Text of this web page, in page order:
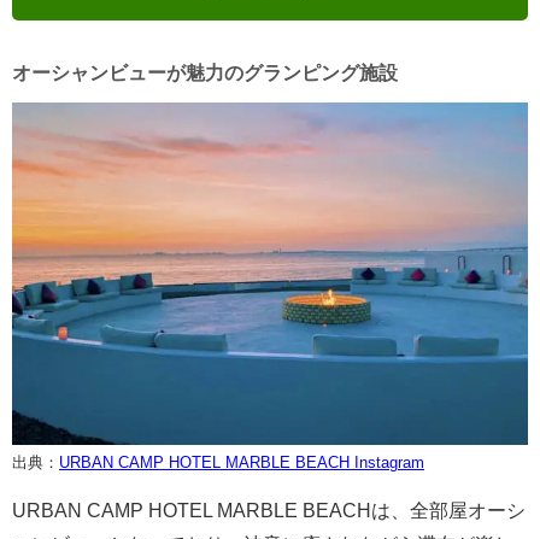
オーシャンビューが魅力のグランピング施設
出典： URBAN CAMP HOTEL MARBLE BEACH Instagram
URBAN CAMP HOTEL MARBLE BEACHは、全部屋オーシ